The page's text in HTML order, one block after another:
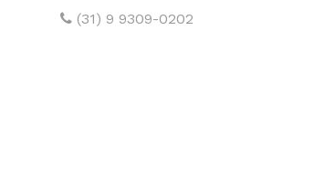
(31) 9 9309-0202